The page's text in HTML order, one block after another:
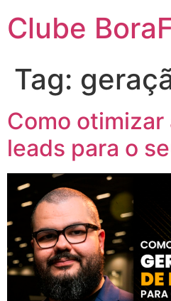
Clube
Tag:
Como otimizar
leads para o